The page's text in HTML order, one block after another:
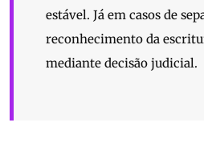
estável. Já em casos de
reconhecimento da
mediante decisão judicial.